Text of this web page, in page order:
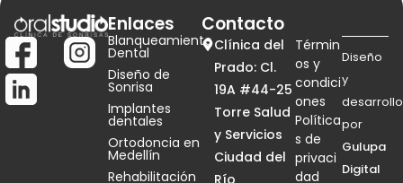
Enlaces
Blanqueamiento
Dental
Diseño de
Sonrisa
Implantes
dentales
Ortodoncia en
Medellín
Rehabilitación
Contacto
Clínica del
Prado: Cl.
19A #44-25
Torre Salud
y Servicios
Ciudad del
Río
Diseño
y
desarrollo
por
Gulupa
Digital
Términ
os y
condici
ones
Política
s de
privaci
dad